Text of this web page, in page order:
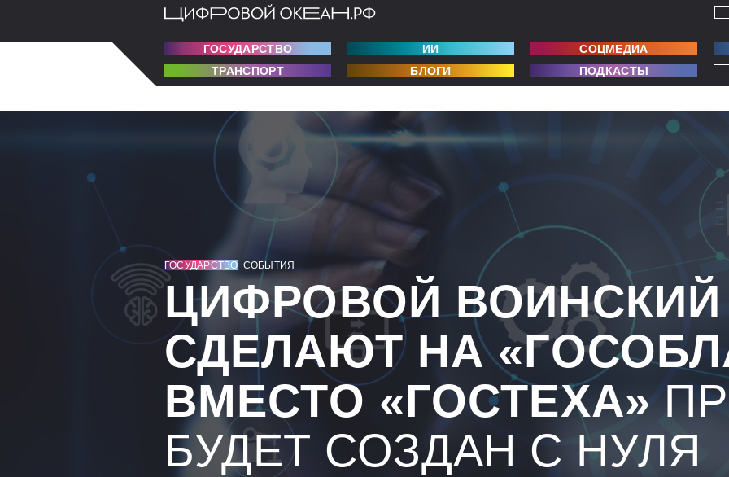
ГОСУДАРСТВО ИИ СОЦМЕДИА
ТРАНСПОРТ
БЛОГИ ПОДКАСТЫ
ГОСУДАРСТВО СОБЫТИЯ
ЦИФРОВОЙ ВОИНСКИЙ
СДЕЛАЮТ НА
ВМЕСТО «ГОСТЕХА»
БУДЕТ СОЗДАН С НУЛЯ